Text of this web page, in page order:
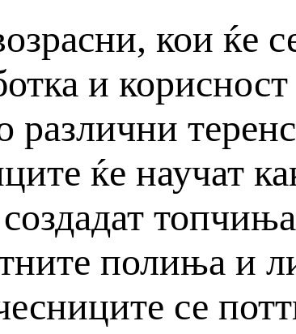
кои ќе
и
различни
ќе научат
полиња и
се